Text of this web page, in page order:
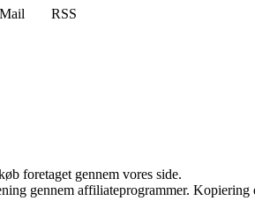
Mail
RSS
foretaget gennem vores side.
gennem affiliateprogrammer.